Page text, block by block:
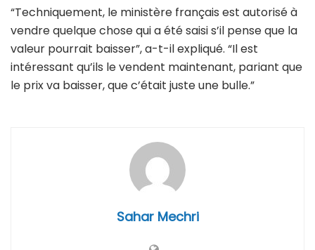
“Techniquement, le ministère français est autorisé à
vendre quelque chose qui a été saisi s’il pense que la
valeur pourrait baisser”, a-t-il expliqué. “Il est
intéressant qu’ils le vendent maintenant, pariant que
le prix va baisser, que c’était juste une bulle.”
Sahar Mechri